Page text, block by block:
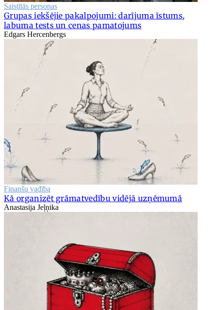
Saistītās personas
Grupas iekšējie pakalpojumi: darījuma īstums,
labuma tests un cenas pamatojums
Edgars Hercenbergs
Finanšu vadība
Kā organizēt grāmatvedību vidējā uzņēmumā
Anastasija Jeļņika